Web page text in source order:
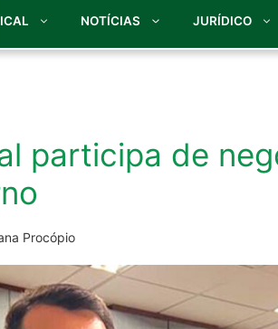
NOTÍCIAS JURÍDICO
participa de
Procópio